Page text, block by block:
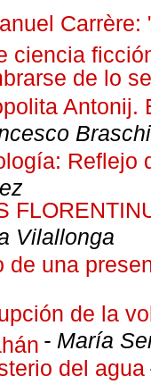
ciencia
de lo
Antonij.
Braschi
Reflejo
Vilallonga
de una
de la
- María
del agua